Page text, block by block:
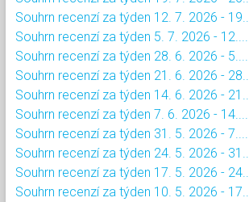
Souhrn recenzí za týden 12. 7. 2026 - 19....
Souhrn recenzí za týden 5. 7. 2026 - 12....
Souhrn recenzí za týden 28. 6. 2026 - 5....
Souhrn recenzí za týden 21. 6. 2026 - 28....
Souhrn recenzí za týden 14. 6. 2026 - 21....
Souhrn recenzí za týden 7. 6. 2026 - 14....
Souhrn recenzí za týden 31. 5. 2026 - 7....
Souhrn recenzí za týden 24. 5. 2026 - 31....
Souhrn recenzí za týden 17. 5. 2026 - 24....
Souhrn recenzí za týden 10. 5. 2026 - 17....